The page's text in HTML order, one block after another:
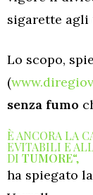
sigarette agli
Lo scopo,
(
senza fumo
È ANCORA LA
EVITABILI E
DI TUMORE“,
ha spiegato